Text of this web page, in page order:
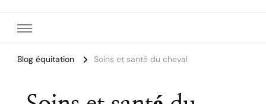
Blog équitation Soins et santé du cheval